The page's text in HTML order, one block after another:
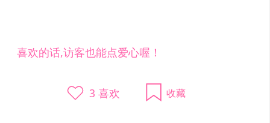
喜欢的话,访客也能点爱心喔！
3 喜欢 收藏